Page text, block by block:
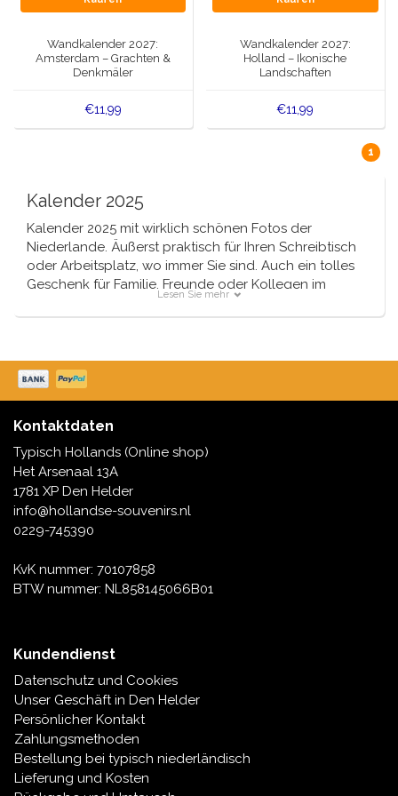
Grüße & Postkarten
Salz-und Pfefferstreuer
Spielkarten
Delfter blaue Modeartikel
Wandkalender 2027:
Amsterdam – Grachten &
Denkmäler
€11,99
Wandkalender 2027:
Holland – Ikonische
Landschaften
€11,99
1
Kalender 2025
Kalender 2025 mit wirklich schönen Fotos der
Niederlande. Äußerst praktisch für Ihren Schreibtisch
oder Arbeitsplatz, wo immer Sie sind. Auch ein tolles
Geschenk für Familie, Freunde oder Kollegen im
Lesen Sie mehr
Kontaktdaten
Typisch Hollands (Online shop)
Het Arsenaal 13A
1781 XP Den Helder
info@hollandse-souvenirs.nl
0229-745390
KvK nummer: 70107858
BTW nummer: NL858145066B01
Kundendienst
Datenschutz und Cookies
Unser Geschäft in Den Helder
Persönlicher Kontakt
Zahlungsmethoden
Bestellung bei typisch niederländisch
Lieferung und Kosten